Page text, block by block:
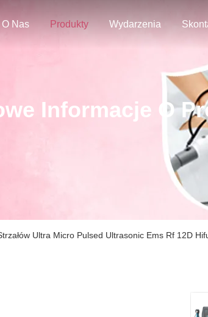
O Nas Produkty Wydarzenia
Informacje O
Ultra Micro Pulsed Ultrasonic Ems Rf 12D